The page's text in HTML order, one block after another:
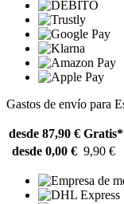
Gastos de envío para
desde 87,90 € Gratis*
desde 0,00 € 9,90 €